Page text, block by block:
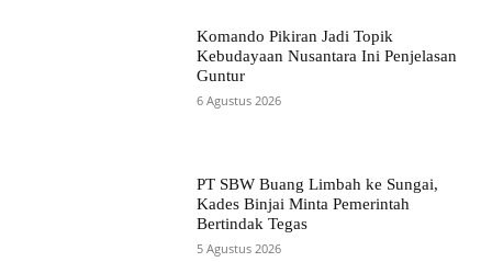
Komando Pikiran Jadi Topik
Kebudayaan Nusantara Ini Penjelasan
Guntur
6 Agustus 2026
PT SBW Buang Limbah ke Sungai,
Kades Binjai Minta Pemerintah
Bertindak Tegas
5 Agustus 2026